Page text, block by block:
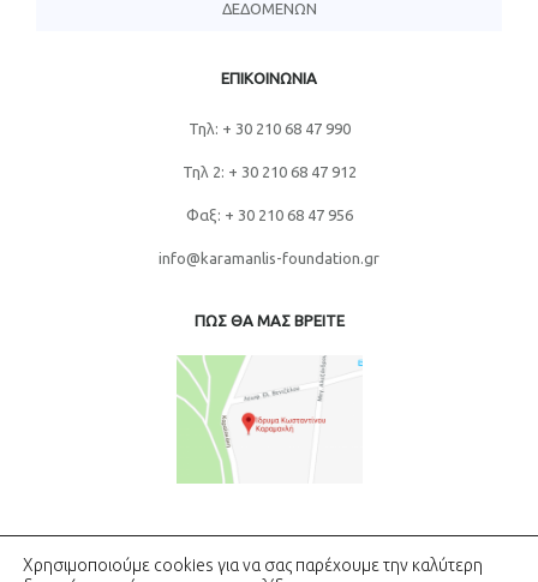
ΔΕΔΟΜΈΝΩΝ
ΕΠΙΚΟΙΝΩΝΙΑ
Τηλ: + 30 210 68 47 990
Τηλ 2: + 30 210 68 47 912
Φαξ: + 30 210 68 47 956
info@karamanlis-foundation.gr
ΠΩΣ ΘΑ ΜΑΣ ΒΡΕΙΤΕ
Χρησιμοποιούμε cookies για να σας παρέχουμε την καλύτερη